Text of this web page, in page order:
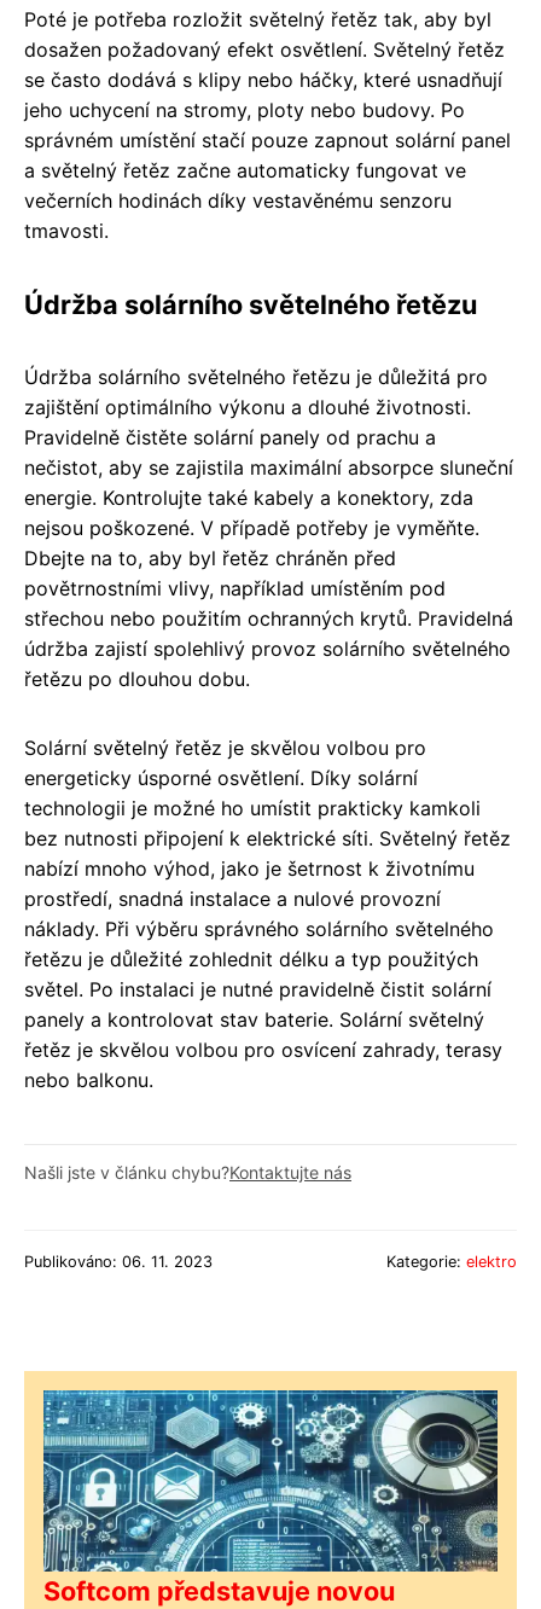
Poté je potřeba rozložit světelný řetěz tak, aby byl
dosažen požadovaný efekt osvětlení. Světelný řetěz
se často dodává s klipy nebo háčky, které usnadňují
jeho uchycení na stromy, ploty nebo budovy. Po
správném umístění stačí pouze zapnout solární panel
a světelný řetěz začne automaticky fungovat ve
večerních hodinách díky vestavěnému senzoru
tmavosti.
Údržba solárního světelného řetězu
Údržba solárního světelného řetězu je důležitá pro
zajištění optimálního výkonu a dlouhé životnosti.
Pravidelně čistěte solární panely od prachu a
nečistot, aby se zajistila maximální absorpce sluneční
energie. Kontrolujte také kabely a konektory, zda
nejsou poškozené. V případě potřeby je vyměňte.
Dbejte na to, aby byl řetěz chráněn před
povětrnostními vlivy, například umístěním pod
střechou nebo použitím ochranných krytů. Pravidelná
údržba zajistí spolehlivý provoz solárního světelného
řetězu po dlouhou dobu.
Solární světelný řetěz je skvělou volbou pro
energeticky úsporné osvětlení. Díky solární
technologii je možné ho umístit prakticky kamkoli
bez nutnosti připojení k elektrické síti. Světelný řetěz
nabízí mnoho výhod, jako je šetrnost k životnímu
prostředí, snadná instalace a nulové provozní
náklady. Při výběru správného solárního světelného
řetězu je důležité zohlednit délku a typ použitých
světel. Po instalaci je nutné pravidelně čistit solární
panely a kontrolovat stav baterie. Solární světelný
řetěz je skvělou volbou pro osvícení zahrady, terasy
nebo balkonu.
Našli jste v článku chybu?Kontaktujte nás
Publikováno: 06. 11. 2023 Kategorie: elektro
Softcom představuje novou